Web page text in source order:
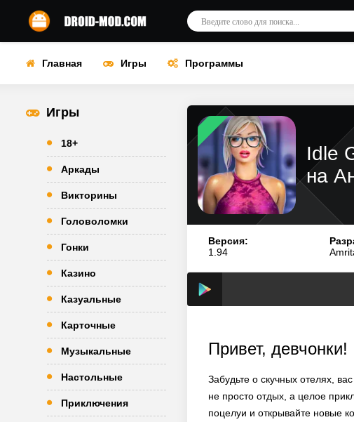
Главная Игры Программы
Игры
18+
Аркады
Викторины
Головоломки
Гонки
Казино
Казуальные
Карточные
Музыкальные
Настольные
Приключения
Idle
на
Версия:
1.94
Привет, девчонки!
Забудьте о скучных отелях,
не просто отдых, а целое
поцелуи и открывайте новые